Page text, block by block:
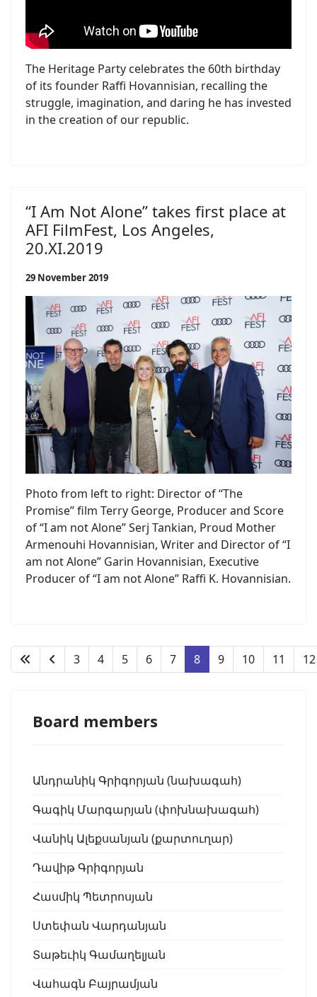
The Heritage Party celebrates the 60th birthday
of its founder Raffi Hovannisian, recalling the
struggle, imagination, and daring he has invested
in the creation of our republic.
“I Am Not Alone” takes first place at
AFI FilmFest, Los Angeles,
20.XI.2019
29 November 2019
Photo from left to right: Director of “The
Promise” film Terry George, Producer and Score
of “I am not Alone” Serj Tankian, Proud Mother
Armenouhi Hovannisian, Writer and Director of “I
am not Alone” Garin Hovannisian, Executive
Producer of “I am not Alone” Raffi K. Hovannisian.
3 4 5 6 7 8 9 10 11 12
Board members
Անդրանիկ Գրիգորյան (նախագահ)
Գագիկ Մարգարյան (փոխնախագահ)
Վանիկ Ալեքսանյան (քարտուղար)
Դավիթ Գրիգորյան
Հասմիկ Պետրոսյան
Ստեփան Վարդանյան
Տաթեւիկ Գամաղելյան
Վահագն Բայրամյան